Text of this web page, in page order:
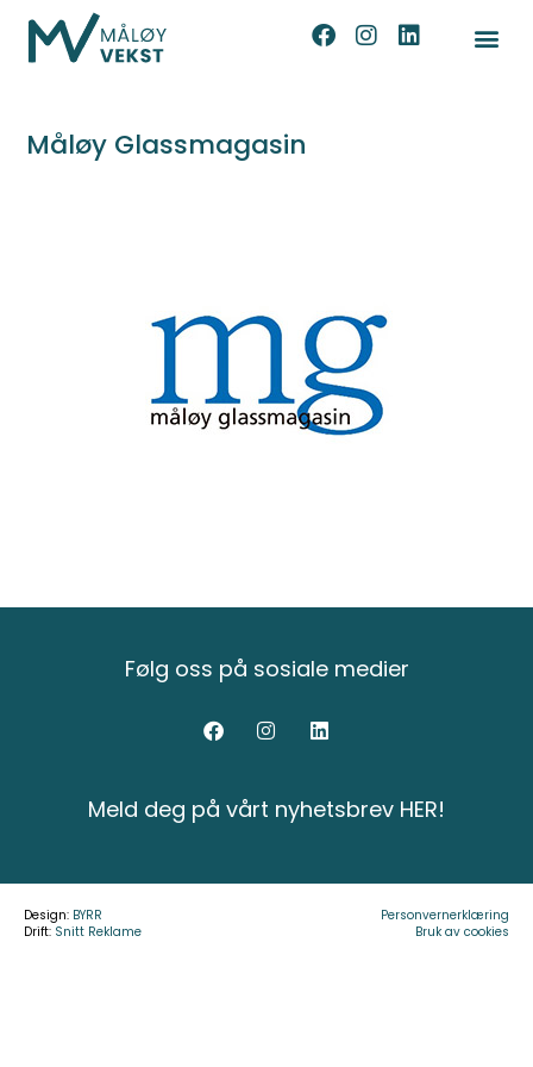
Måløy Glassmagasin
Følg oss på sosiale medier
Meld deg på vårt nyhetsbrev HER!
Design: BYRR
Drift: Snitt Reklame
Personvernerklæring
Bruk av cookies